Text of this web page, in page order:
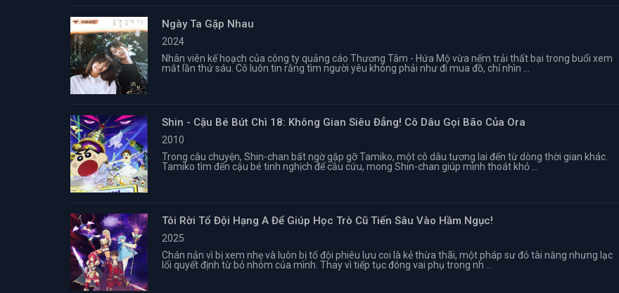
Ngày Ta Gặp Nhau
2024
Nhân viên kế hoạch của công ty quảng cáo Thương Tâm - Hứa Mộ vừa nếm trải thất bại trong buổi xem
mắt lần thứ sáu. Cô luôn tin rằng tìm người yêu không phải như đi mua đồ, chỉ nhìn ...
Shin - Cậu Bé Bút Chì 18: Không Gian Siêu Đẳng! Cô Dâu Gọi Bão Của Ora
2010
Trong câu chuyện, Shin-chan bất ngờ gặp gỡ Tamiko, một cô dâu tương lai đến từ dòng thời gian khác.
Tamiko tìm đến cậu bé tinh nghịch để cầu cứu, mong Shin-chan giúp mình thoát khỏ ...
Tôi Rời Tổ Đội Hạng A Để Giúp Học Trò Cũ Tiến Sâu Vào Hầm Ngục!
2025
Chán nản vì bị xem nhẹ và luôn bị tổ đội phiêu lưu coi là kẻ thừa thãi, một pháp sư đỏ tài năng nhưng lạc
lối quyết định từ bỏ nhóm của mình. Thay vì tiếp tục đóng vai phụ trong nh ...